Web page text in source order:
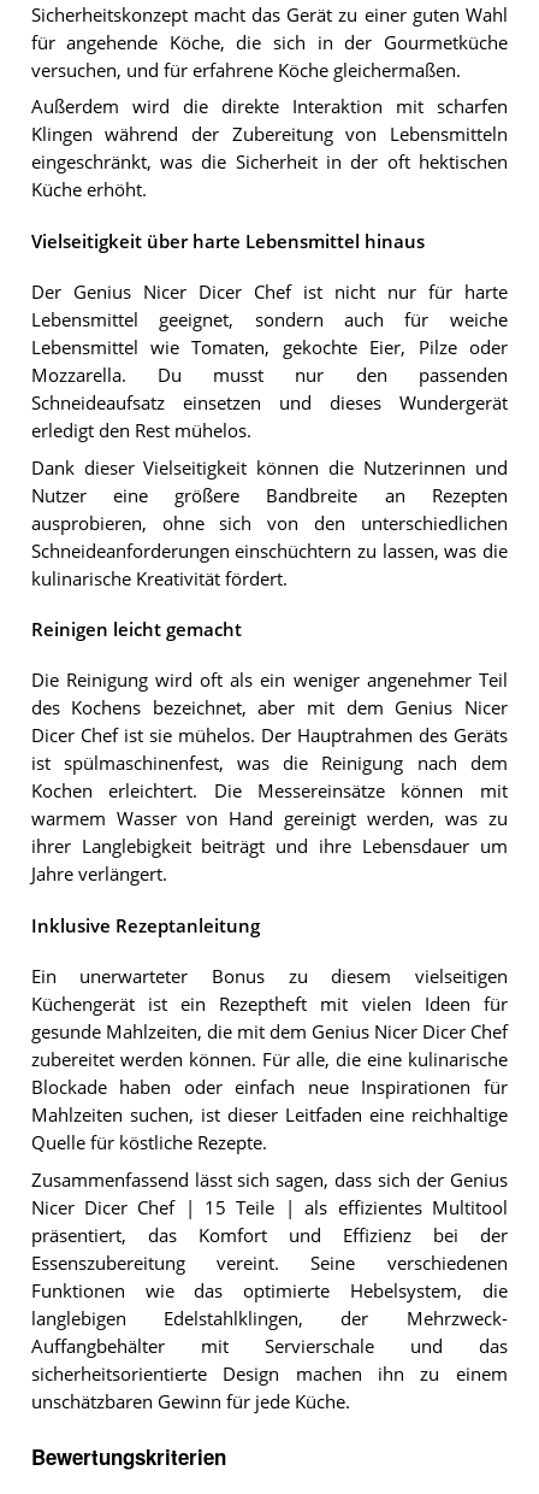
Sicherheitskonzept macht das Gerät zu einer guten Wahl
für angehende Köche, die sich in der Gourmetküche
versuchen, und für erfahrene Köche gleichermaßen.
Außerdem wird die direkte Interaktion mit scharfen
Klingen während der Zubereitung von Lebensmitteln
eingeschränkt, was die Sicherheit in der oft hektischen
Küche erhöht.
Vielseitigkeit über harte Lebensmittel hinaus
Der Genius Nicer Dicer Chef ist nicht nur für harte
Lebensmittel geeignet, sondern auch für weiche
Lebensmittel wie Tomaten, gekochte Eier, Pilze oder
Mozzarella. Du musst nur den passenden
Schneideaufsatz einsetzen und dieses Wundergerät
erledigt den Rest mühelos.
Dank dieser Vielseitigkeit können die Nutzerinnen und
Nutzer eine größere Bandbreite an Rezepten
ausprobieren, ohne sich von den unterschiedlichen
Schneideanforderungen einschüchtern zu lassen, was die
kulinarische Kreativität fördert.
Reinigen leicht gemacht
Die Reinigung wird oft als ein weniger angenehmer Teil
des Kochens bezeichnet, aber mit dem Genius Nicer
Dicer Chef ist sie mühelos. Der Hauptrahmen des Geräts
ist spülmaschinenfest, was die Reinigung nach dem
Kochen erleichtert. Die Messereinsätze können mit
warmem Wasser von Hand gereinigt werden, was zu
ihrer Langlebigkeit beiträgt und ihre Lebensdauer um
Jahre verlängert.
Inklusive Rezeptanleitung
Ein unerwarteter Bonus zu diesem vielseitigen
Küchengerät ist ein Rezeptheft mit vielen Ideen für
gesunde Mahlzeiten, die mit dem Genius Nicer Dicer Chef
zubereitet werden können. Für alle, die eine kulinarische
Blockade haben oder einfach neue Inspirationen für
Mahlzeiten suchen, ist dieser Leitfaden eine reichhaltige
Quelle für köstliche Rezepte.
Zusammenfassend lässt sich sagen, dass sich der Genius
Nicer Dicer Chef | 15 Teile | als effizientes Multitool
präsentiert, das Komfort und Effizienz bei der
Essenszubereitung vereint. Seine verschiedenen
Funktionen wie das optimierte Hebelsystem, die
langlebigen Edelstahlklingen, der Mehrzweck-
Auffangbehälter mit Servierschale und das
sicherheitsorientierte Design machen ihn zu einem
unschätzbaren Gewinn für jede Küche.
Bewertungskriterien